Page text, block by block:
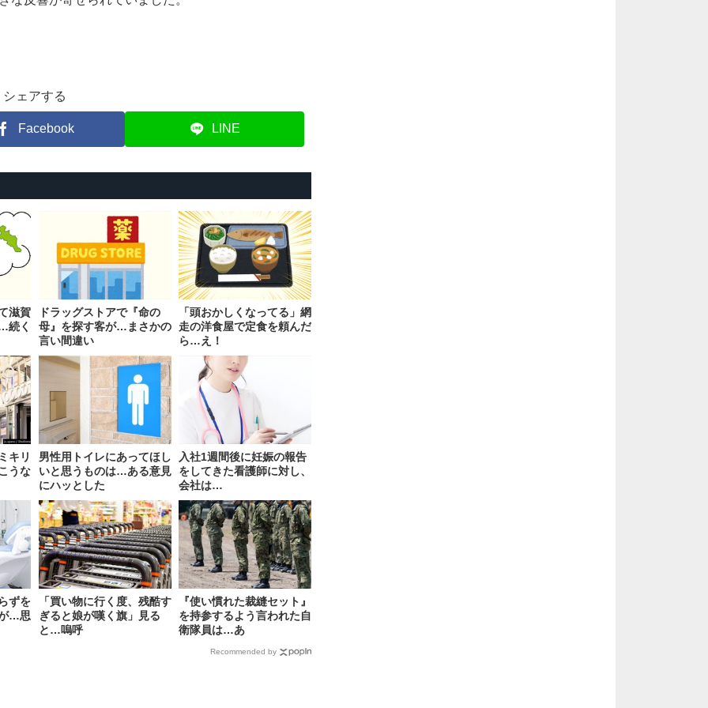
シェアする
Facebook LINE
滋賀
続く
ドラッグストアで『命の
母』を探す客が…まさかの
言い間違い
「頭おかしくなってる」網
走の洋食屋で定食を頼んだ
ら…え！
キリ
うな
男性用トイレにあってほし
いと思うものは…ある意見
にハッとした
入社1週間後に妊娠の報告
をしてきた看護師に対し、
会社は…
ずを
…思
「買い物に行く度、残酷す
ぎると娘が嘆く旗」見る
と…嗚呼
『使い慣れた裁縫セット』
を持参するよう言われた自
衛隊員は…あ
Recommended by